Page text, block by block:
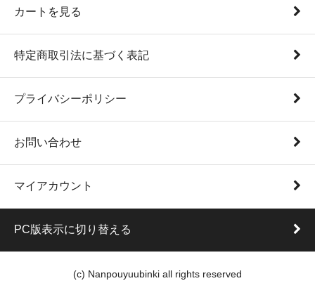
カートを見る
特定商取引法に基づく表記
プライバシーポリシー
お問い合わせ
マイアカウント
PC版表示に切り替える
(c) Nanpouyuubinki all rights reserved